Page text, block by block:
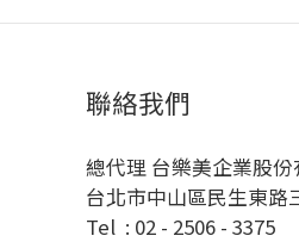
聯絡我們
總代理 台樂美企業股份
台北市中山區民生東路
Tel : 02 - 2506 - 3375